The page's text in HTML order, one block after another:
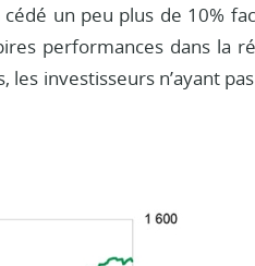
un peu plus de 10%
performances dans la
les investisseurs n’ayant